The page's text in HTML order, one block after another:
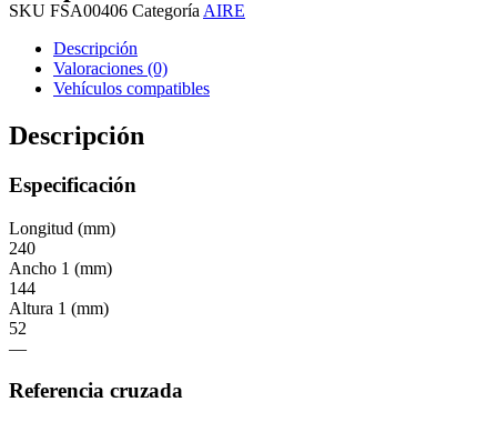
SKU FSA00406 Categoría AIRE
Descripción
Valoraciones (0)
Vehículos compatibles
Descripción
Especificación
Longitud (mm)
240
Ancho 1 (mm)
144
Altura 1 (mm)
52
—
Referencia cruzada